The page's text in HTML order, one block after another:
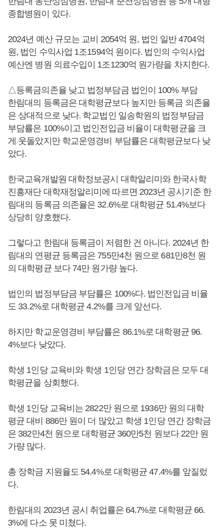
종합병원이 있다.
2024년 예산 규모는 교비 2054억 원, 법인 일반 4704억
원, 법인 수익사업 1조1594억 원이다. 법인의 수익사업
예산엔 병원 의료수입이 1조1230억 원가량을 차지한다.
△등록금의존율 낮고 법정부담금 법인이 100% 부담
한림대의 등록금은 대학평균보다 높지만 등록금 의존율
은 상대적으로 낮다. 학교법인 일송학원의 법정부담금
부담률은 100%이고 법인전입금 비율이 대학평균을 크
게 웃돌았지만 학교운영경비 부담률은 대학평균보다 낮
았다.
한국교육개발원 대학정보공시 대학알리미와 한국사학
진흥재단 대학재정알리미에 따르면 2023년 공시기준 한
림대의 등록금 의존율은 32.6%로 대학평균 51.4%보다
상당히 양호했다.
그렇다고 한림대 등록금이 저렴한 건 아니다. 2024년 한
림대의 연평균 등록금은 755만4천 원으로 681만8천 원
의 대학평균 보다 74만 원가량 높다.
법인의 법정부담금 부담률은 100%다. 법인전입금 비율
도 33.2%로 대학평균 4.2%를 크게 앞선다.
하지만 학교운영경비 부담률은 86.1%로 대학평균 96.
4%보다 낮았다.
학생 1인당 교육비와 학생 1인당 연간 장학금은 모두 대
학평균을 상회했다.
학생 1인당 교육비는 2822만 원으로 1936만 원의 대학
평균 대비 886만 원이 더 많았고 학생 1인당 연간 장학금
은 382만4천 원으로 대학평균 360만5천 원보다 22만 원
가량 많다.
총 장학금 지원율도 54.4%로 대학평균 47.4%를 앞질렀
다.
한림대의 2023년 공시 취업률은 64.7%로 대학평균 66.
3%에 다소 못 미쳤다.